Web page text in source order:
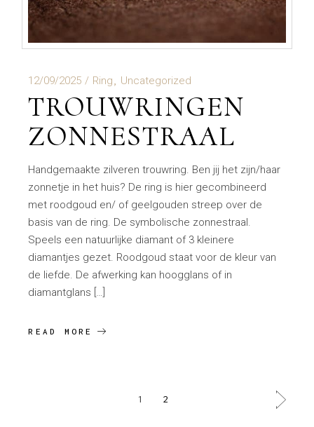
12/09/2025 Ring Uncategorized
TROUWRINGEN
ZONNESTRAAL
Handgemaakte zilveren trouwring. Ben jij het zijn/haar
zonnetje in het huis? De ring is hier gecombineerd
met roodgoud en/ of geelgouden streep over de
basis van de ring. De symbolische zonnestraal.
Speels een natuurlijke diamant of 3 kleinere
diamantjes gezet. Roodgoud staat voor de kleur van
de liefde. De afwerking kan hoogglans of in
diamantglans […]
READ MORE
BERICHTEN
1 2